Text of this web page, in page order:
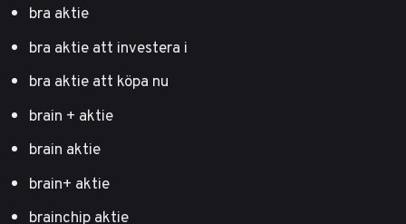
bra aktie
bra aktie att investera i
bra aktie att köpa nu
brain + aktie
brain aktie
brain+ aktie
brainchip aktie